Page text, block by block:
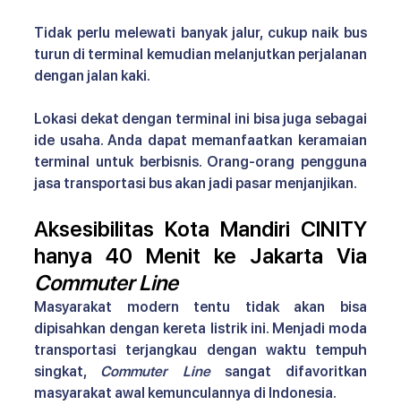
Tidak perlu melewati banyak jalur, cukup naik bus
turun di terminal kemudian melanjutkan perjalanan
dengan jalan kaki.
Lokasi dekat dengan terminal ini bisa juga sebagai
ide usaha. Anda dapat memanfaatkan keramaian
terminal untuk berbisnis. Orang-orang pengguna
jasa transportasi bus akan jadi pasar menjanjikan.
Aksesibilitas Kota Mandiri CINITY
Commuter Line
Masyarakat modern tentu tidak akan bisa
dipisahkan dengan kereta listrik ini. Menjadi moda
transportasi terjangkau dengan waktu tempuh
singkat, Commuter Line sangat difavoritkan
masyarakat awal kemunculannya di Indonesia.